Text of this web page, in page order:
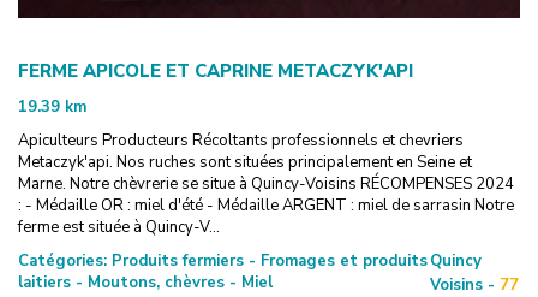
FERME APICOLE ET CAPRINE METACZYK'API
19.39 km
Apiculteurs Producteurs Récoltants professionnels et chevriers
Metaczyk'api. Nos ruches sont situées principalement en Seine et
Marne. Notre chèvrerie se situe à Quincy-Voisins RÉCOMPENSES 2024
: - Médaille OR : miel d'été - Médaille ARGENT : miel de sarrasin Notre
ferme est située à Quincy-V...
Catégories: Produits fermiers - Fromages et produits
laitiers - Moutons, chèvres - Miel
Quincy
Voisins - 77